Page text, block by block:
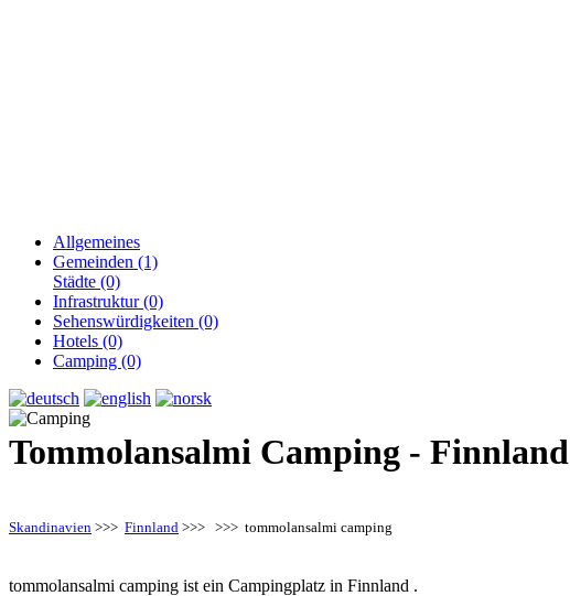
Allgemeines
Gemeinden (1)
Städte (0)
Infrastruktur (0)
Sehenswürdigkeiten (0)
Hotels (0)
Camping (0)
Tommolansalmi Camping - Finnland
Skandinavien >>> Finnland >>> >>> tommolansalmi camping
tommolansalmi camping ist ein Campingplatz in Finnland .